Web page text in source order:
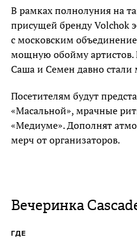
В рамках полнолуния на
присущей бренду Volchok
с московским
мощную обойму артистов.
Саша и Семен давно
Посетителям будут
«Масальной», мрачные
«Медиуме». Дополнят
мерч от организаторов.
Вечеринка
ГДЕ